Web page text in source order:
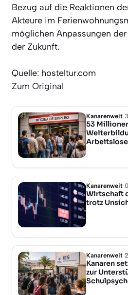
Bezug auf die Reaktionen
Akteure im
möglichen Anpassungen
der Zukunft.
Quelle: hosteltur.com
Zum Original
Kanarenweit
53
Kanarenweit
Wirtschaft
trotz
Kanarenweit
Kanaren
zur